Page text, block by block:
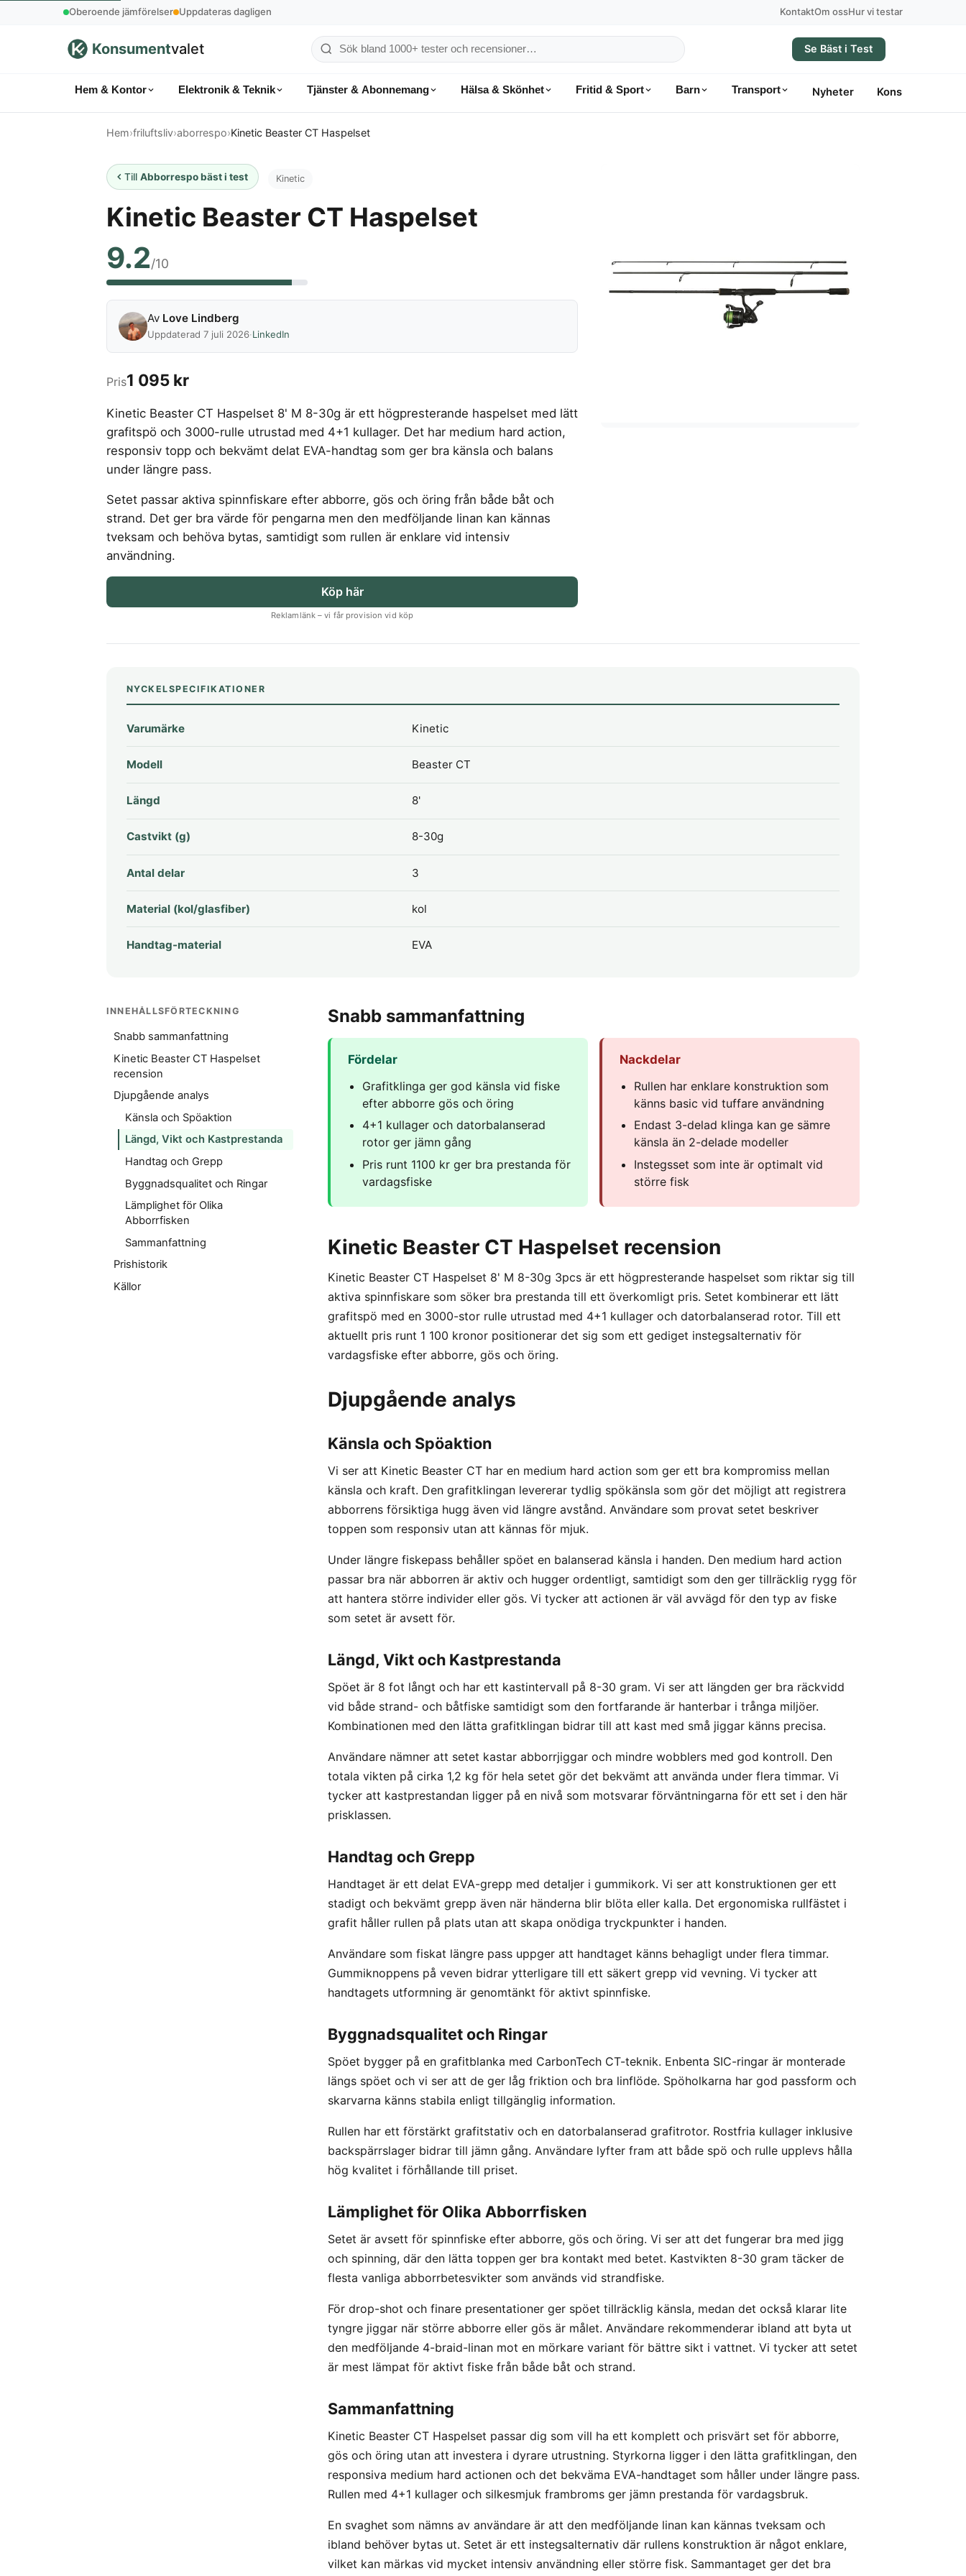
Oberoende jämförelser Uppdateras dagligen KontaktOm ossHur vi testar
Konsumentvalet
Sök
konsumentvalet
Se Bäst i Test
Hem & Kontor Elektronik & Teknik Tjänster & Abonnemang Hälsa & Skönhet Fritid & Sport Barn Transport Nyheter
Hem›friluftsliv›aborrespo›Kinetic Beaster CT Haspelset
TillAbborrespo bäst i test Kinetic
Kinetic Beaster CT Haspelset
9.2/10
Av Love Lindberg
Uppdaterad 7 juli 2026·LinkedIn
Pris1 095 kr
Kinetic Beaster CT Haspelset 8' M 8-30g är ett högpresterande haspelset med lätt
grafitspö och 3000-rulle utrustad med 4+1 kullager. Det har medium hard action,
responsiv topp och bekvämt delat EVA-handtag som ger bra känsla och balans
under längre pass.
Setet passar aktiva spinnfiskare efter abborre, gös och öring från både båt och
strand. Det ger bra värde för pengarna men den medföljande linan kan kännas
tveksam och behöva bytas, samtidigt som rullen är enklare vid intensiv
användning.
Köp här
Reklamlänk – vi får provision vid köp
NYCKELSPECIFIKATIONER
Varumärke Kinetic
Modell Beaster CT
Längd 8'
Castvikt (g) 8-30g
Antal delar 3
Material (kol/glasfiber) kol
Handtag-material EVA
INNEHÅLLSFÖRTECKNING
Snabb sammanfattning
Kinetic Beaster CT Haspelset
recension
Djupgående analys
Känsla och Spöaktion
Längd, Vikt och Kastprestanda
Handtag och Grepp
Byggnadsqualitet och Ringar
Lämplighet för Olika
Abborrfisken
Sammanfattning
Prishistorik
Källor
Snabb sammanfattning
Fördelar
Grafitklinga ger god känsla vid fiske
efter abborre gös och öring
4+1 kullager och datorbalanserad
rotor ger jämn gång
Pris runt 1100 kr ger bra prestanda för
vardagsfiske
Nackdelar
Rullen har enklare konstruktion som
känns basic vid tuffare användning
Endast 3-delad klinga kan ge sämre
känsla än 2-delade modeller
Instegsset som inte är optimalt vid
större fisk
Kinetic Beaster CT Haspelset recension
Kinetic Beaster CT Haspelset 8' M 8-30g 3pcs är ett högpresterande haspelset som riktar sig till
aktiva spinnfiskare som söker bra prestanda till ett överkomligt pris. Setet kombinerar ett lätt
grafitspö med en 3000-stor rulle utrustad med 4+1 kullager och datorbalanserad rotor. Till ett
aktuellt pris runt 1 100 kronor positionerar det sig som ett gediget instegsalternativ för
vardagsfiske efter abborre, gös och öring.
Djupgående analys
Känsla och Spöaktion
Vi ser att Kinetic Beaster CT har en medium hard action som ger ett bra kompromiss mellan
känsla och kraft. Den grafitklingan levererar tydlig spökänsla som gör det möjligt att registrera
abborrens försiktiga hugg även vid längre avstånd. Användare som provat setet beskriver
toppen som responsiv utan att kännas för mjuk.
Under längre fiskepass behåller spöet en balanserad känsla i handen. Den medium hard action
passar bra när abborren är aktiv och hugger ordentligt, samtidigt som den ger tillräcklig rygg för
att hantera större individer eller gös. Vi tycker att actionen är väl avvägd för den typ av fiske
som setet är avsett för.
Längd, Vikt och Kastprestanda
Spöet är 8 fot långt och har ett kastintervall på 8-30 gram. Vi ser att längden ger bra räckvidd
vid både strand- och båtfiske samtidigt som den fortfarande är hanterbar i trånga miljöer.
Kombinationen med den lätta grafitklingan bidrar till att kast med små jiggar känns precisa.
Användare nämner att setet kastar abborrjiggar och mindre wobblers med god kontroll. Den
totala vikten på cirka 1,2 kg för hela setet gör det bekvämt att använda under flera timmar. Vi
tycker att kastprestandan ligger på en nivå som motsvarar förväntningarna för ett set i den här
prisklassen.
Handtag och Grepp
Handtaget är ett delat EVA-grepp med detaljer i gummikork. Vi ser att konstruktionen ger ett
stadigt och bekvämt grepp även när händerna blir blöta eller kalla. Det ergonomiska rullfästet i
grafit håller rullen på plats utan att skapa onödiga tryckpunkter i handen.
Användare som fiskat längre pass uppger att handtaget känns behagligt under flera timmar.
Gummiknoppens på veven bidrar ytterligare till ett säkert grepp vid vevning. Vi tycker att
handtagets utformning är genomtänkt för aktivt spinnfiske.
Byggnadsqualitet och Ringar
Spöet bygger på en grafitblanka med CarbonTech CT-teknik. Enbenta SIC-ringar är monterade
längs spöet och vi ser att de ger låg friktion och bra linflöde. Spöholkarna har god passform och
skarvarna känns stabila enligt tillgänglig information.
Rullen har ett förstärkt grafitstativ och en datorbalanserad grafitrotor. Rostfria kullager inklusive
backspärrslager bidrar till jämn gång. Användare lyfter fram att både spö och rulle upplevs hålla
hög kvalitet i förhållande till priset.
Lämplighet för Olika Abborrfisken
Setet är avsett för spinnfiske efter abborre, gös och öring. Vi ser att det fungerar bra med jigg
och spinning, där den lätta toppen ger bra kontakt med betet. Kastvikten 8-30 gram täcker de
flesta vanliga abborrbetesvikter som används vid strandfiske.
För drop-shot och finare presentationer ger spöet tillräcklig känsla, medan det också klarar lite
tyngre jiggar när större abborre eller gös är målet. Användare rekommenderar ibland att byta ut
den medföljande 4-braid-linan mot en mörkare variant för bättre sikt i vattnet. Vi tycker att setet
är mest lämpat för aktivt fiske från både båt och strand.
Sammanfattning
Kinetic Beaster CT Haspelset passar dig som vill ha ett komplett och prisvärt set för abborre,
gös och öring utan att investera i dyrare utrustning. Styrkorna ligger i den lätta grafitklingan, den
responsiva medium hard actionen och det bekväma EVA-handtaget som håller under längre pass.
Rullen med 4+1 kullager och silkesmjuk frambroms ger jämn prestanda för vardagsbruk.
En svaghet som nämns av användare är att den medföljande linan kan kännas tveksam och
ibland behöver bytas ut. Setet är ett instegsalternativ där rullens konstruktion är något enklare,
vilket kan märkas vid mycket intensiv användning eller större fisk. Sammantaget ger det bra